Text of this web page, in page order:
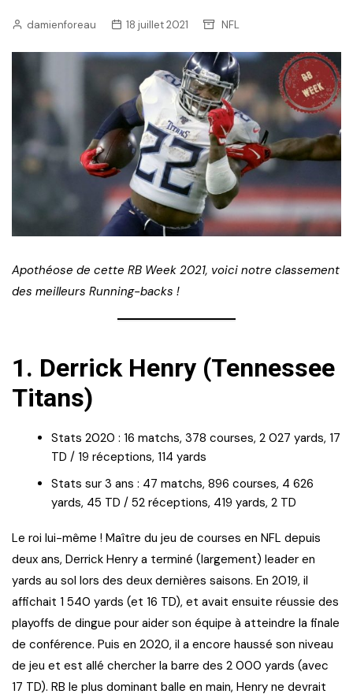
damienforeau 18 juillet 2021 NFL
Apothéose de cette RB Week 2021, voici notre classement
des meilleurs Running-backs !
1. Derrick Henry (Tennessee
Titans)
Stats 2020 : 16 matchs, 378 courses, 2 027 yards, 17
TD / 19 réceptions, 114 yards
Stats sur 3 ans : 47 matchs, 896 courses, 4 626
yards, 45 TD / 52 réceptions, 419 yards, 2 TD
Le roi lui-même ! Maître du jeu de courses en NFL depuis
deux ans, Derrick Henry a terminé (largement) leader en
yards au sol lors des deux dernières saisons. En 2019, il
affichait 1 540 yards (et 16 TD), et avait ensuite réussie des
playoffs de dingue pour aider son équipe à atteindre la finale
de conférence. Puis en 2020, il a encore haussé son niveau
de jeu et est allé chercher la barre des 2 000 yards (avec
17 TD). RB le plus dominant balle en main, Henry ne devrait